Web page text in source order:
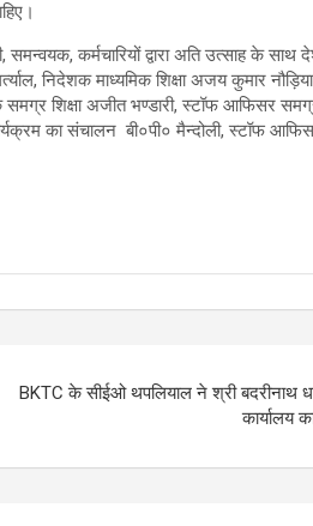
समन्वयक, कर्मचारियों द्वारा अति उत्साह के
निदेशक माध्यमिक शिक्षा अजय कुमार
शिक्षा अजीत भण्डारी, स्टॉफ आफिसर समग्र
का संचालन बी०पी० मैन्दोली, स्टॉफ आफिसर
BKTC के सीईओ थपलियाल ने श्री बदरीनाथ
कार्यालय